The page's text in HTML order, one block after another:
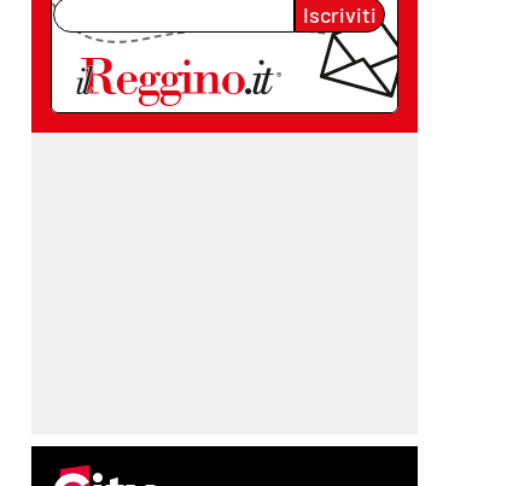
Iscriviti